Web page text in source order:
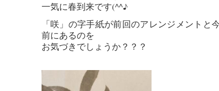
一気に春到来です(^^♪
「咲」の字手紙が前回のアレンジメントと
前にあるのを
お気づきでしょうか？？？